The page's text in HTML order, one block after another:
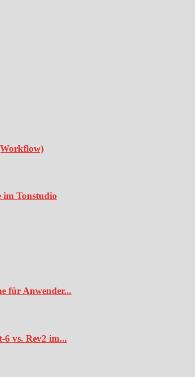
im Tonstudio
für Anwender...
6 vs. Rev2 im...